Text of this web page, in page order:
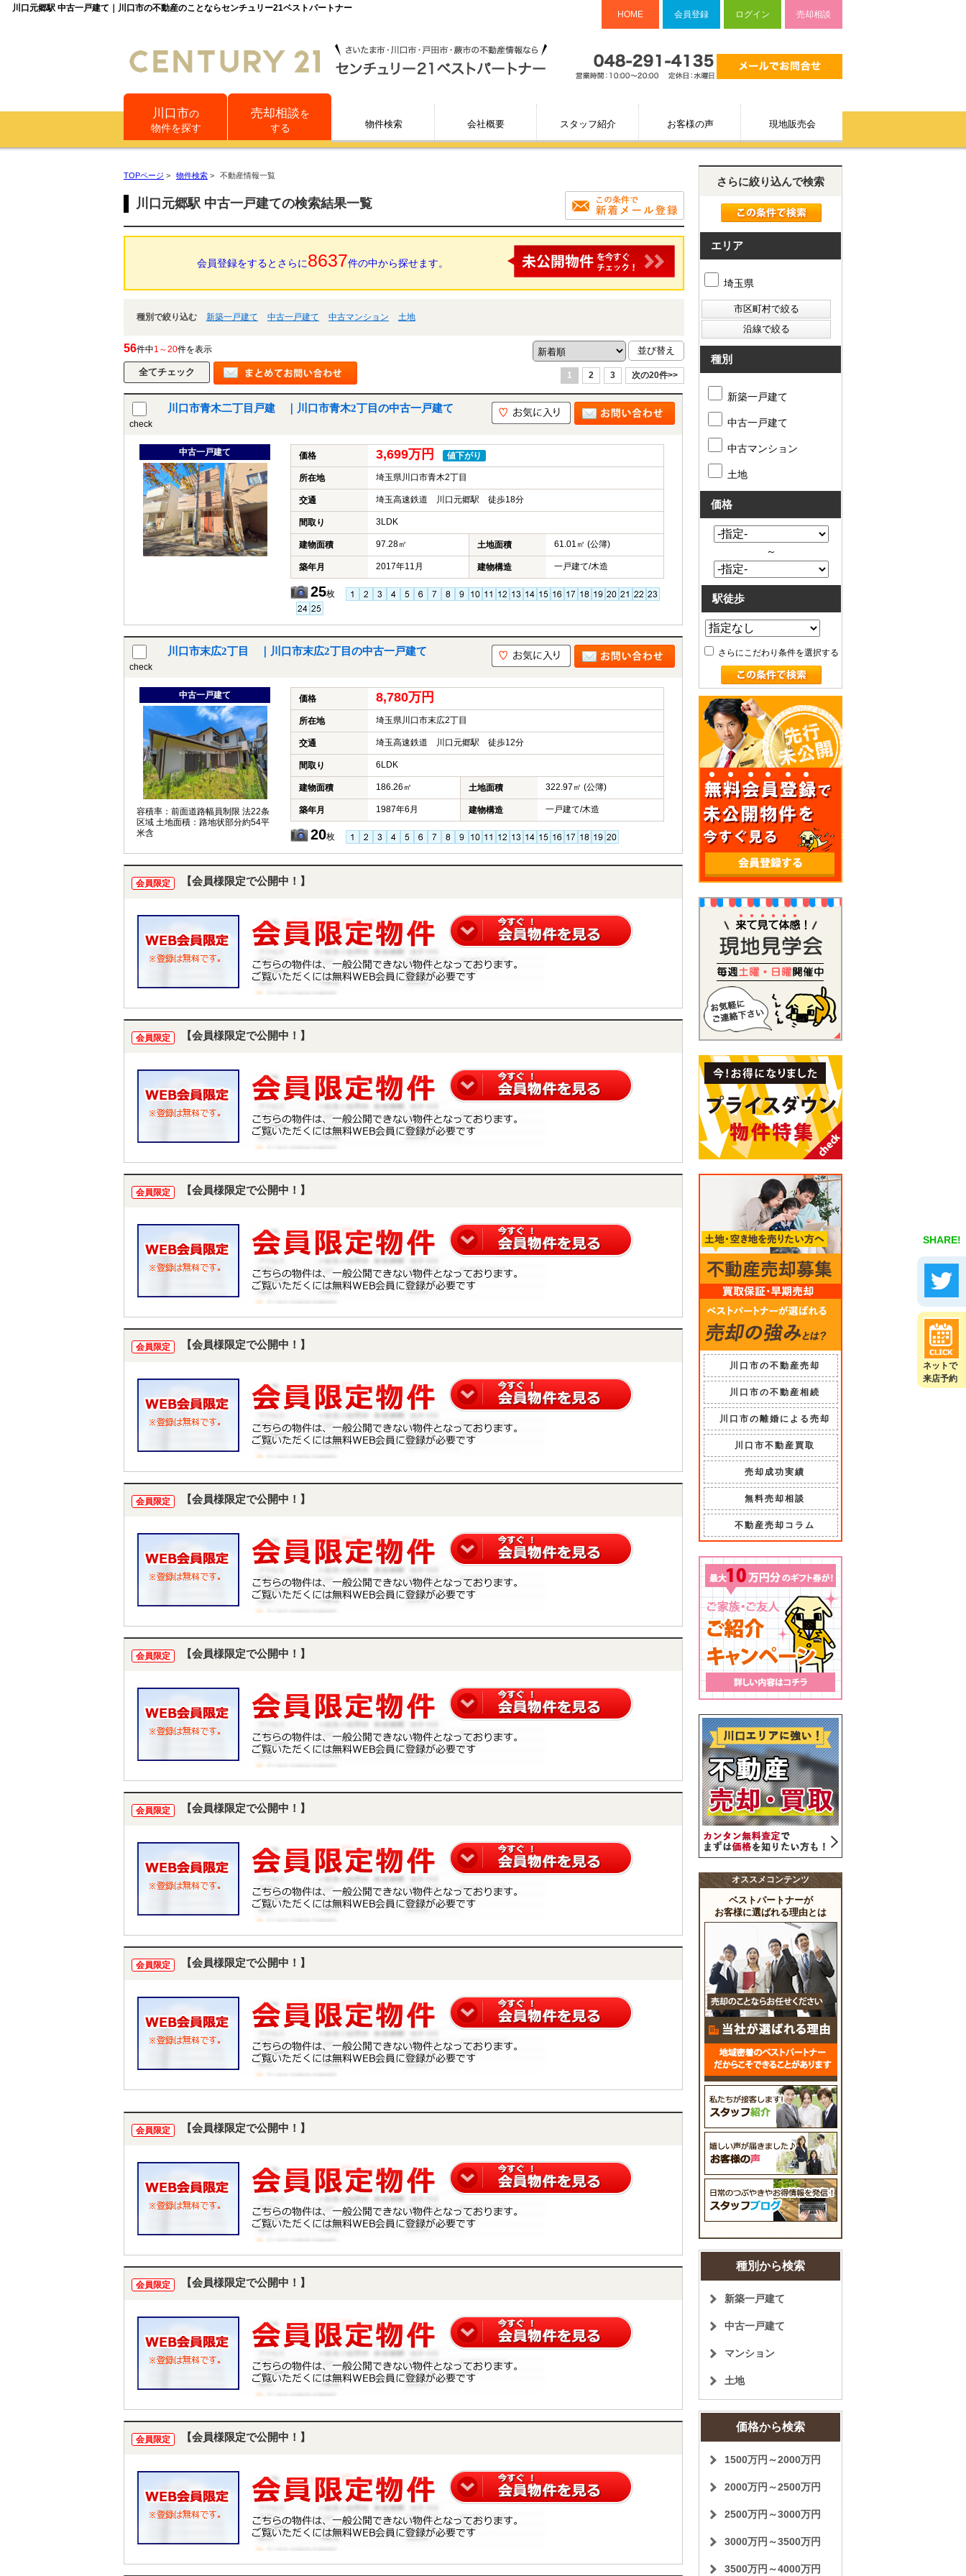
川口元郷駅 中古一戸建て｜川口市の不動産のことならセンチュリー21ベストパートナー
HOME 会員登録 ログイン 売却相談
川口市の
物件を探す
売却相談を
する
物件検索 会社概要 スタッフ紹介 お客様の声 現地販売会
SHARE!
ネットで
来店予約
TOPページ > 物件検索 > 不動産情報一覧
川口元郷駅 中古一戸建ての検索結果一覧
会員登録をするとさらに8637件の中から探せます。
種別で絞り込む 新築一戸建て 中古一戸建て 中古マンション 土地
56件中1～20件を表示
1 2 3 次の20件>>
check
川口市青木二丁目戸建 ｜川口市青木2丁目の中古一戸建て
中古一戸建て 価格 3,699万円 値下がり
所在地 埼玉県川口市青木2丁目
交通 埼玉高速鉄道 川口元郷駅 徒歩18分
間取り 3LDK
建物面積 97.28㎡ 土地面積 61.01㎡ (公簿)
築年月 2017年11月 建物構造 一戸建て/木造
25枚
check
川口市末広2丁目 ｜川口市末広2丁目の中古一戸建て
中古一戸建て
容積率：前面道路幅員制限 法22条
区域 土地面積：路地状部分約54平
米含
価格 8,780万円
所在地 埼玉県川口市末広2丁目
交通 埼玉高速鉄道 川口元郷駅 徒歩12分
間取り 6LDK
建物面積 186.26㎡ 土地面積 322.97㎡ (公簿)
築年月 1987年6月 建物構造 一戸建て/木造
20枚
会員限定 【会員様限定で公開中！】
会員限定 【会員様限定で公開中！】
会員限定 【会員様限定で公開中！】
会員限定 【会員様限定で公開中！】
会員限定 【会員様限定で公開中！】
会員限定 【会員様限定で公開中！】
会員限定 【会員様限定で公開中！】
会員限定 【会員様限定で公開中！】
会員限定 【会員様限定で公開中！】
会員限定 【会員様限定で公開中！】
会員限定 【会員様限定で公開中！】
さらに絞り込んで検索
エリア
埼玉県
種別
新築一戸建て
中古一戸建て
中古マンション
土地
価格
～
駅徒歩
さらにこだわり条件を選択する
川口市の不動産売却
川口市の不動産相続
川口市の離婚による売却
川口市不動産買取
売却成功実績
無料売却相談
不動産売却コラム
オススメコンテンツ
ベストパートナーが
お客様に選ばれる理由とは
種別から検索
新築一戸建て
中古一戸建て
マンション
土地
価格から検索
1500万円～2000万円
2000万円～2500万円
2500万円～3000万円
3000万円～3500万円
3500万円～4000万円